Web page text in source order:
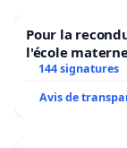
Pour la
l'école
2026/2027
144 signatures
Avis de